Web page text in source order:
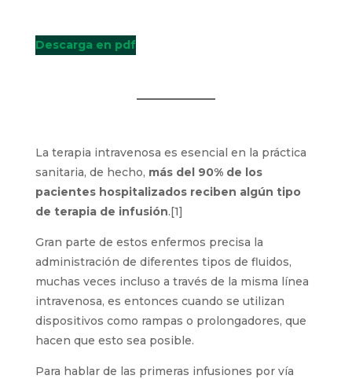
Descarga en pdf
La terapia intravenosa es esencial en la práctica
sanitaria, de hecho, más del 90% de los
pacientes hospitalizados reciben algún tipo
de terapia de infusión.[1]
Gran parte de estos enfermos precisa la
administración de diferentes tipos de fluidos,
muchas veces incluso a través de la misma línea
intravenosa, es entonces cuando se utilizan
dispositivos como rampas o prolongadores, que
hacen que esto sea posible.
Para hablar de las primeras infusiones por vía